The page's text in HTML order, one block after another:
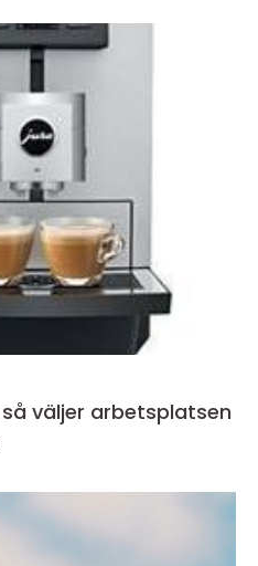
väljer arbetsplatsen